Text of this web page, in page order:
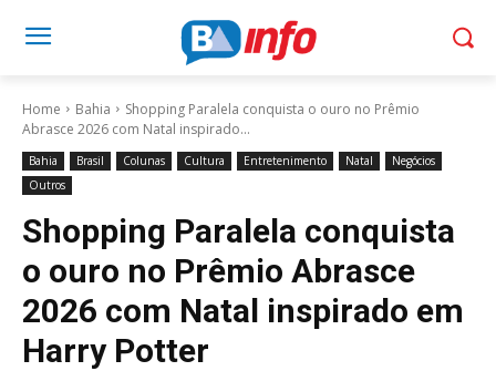
Home Bahia
Shopping Paralela conquista o ouro no Prêmio
Abrasce 2026 com Natal inspirado...
Bahia Brasil Colunas Cultura Entretenimento Natal
Negócios
Outros
Shopping Paralela conquista
o ouro no Prêmio Abrasce
2026 com Natal inspirado em
Harry Potter